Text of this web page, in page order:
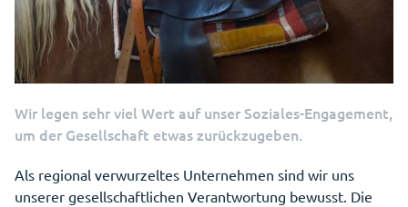
Wir legen sehr viel Wert auf unser Soziales-Engagement,
um der Gesellschaft etwas zurückzugeben.
Als regional verwurzeltes Unternehmen sind wir uns
unserer gesellschaftlichen Verantwortung bewusst. Die